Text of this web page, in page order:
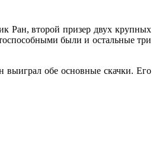
Ран, второй призер двух крупных
были и остальные три
выиграл обе основные скачки. Его